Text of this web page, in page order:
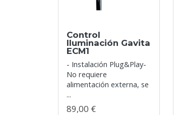
Control
Iluminación Gavita
ECM1
- Instalación Plug&Play-
No requiere
alimentación externa, se
...
89,00 €